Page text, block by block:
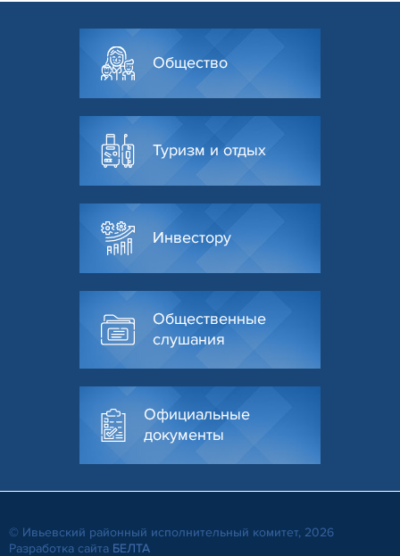
Общество
Туризм и отдых
Инвестору
Общественные
слушания
Официальные
документы
© Ивьевский районный исполнительный комитет, 2026
Разработка сайта БЕЛТА